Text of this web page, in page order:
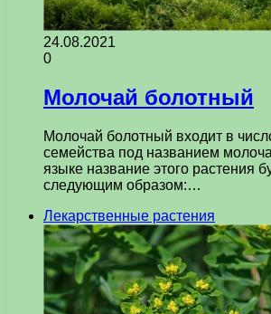
24.08.2021
0
Молочай болотный
Молочай болотный входит в
семейства под названием
языке название этого растения
следующим образом:…
Лекарственные растения